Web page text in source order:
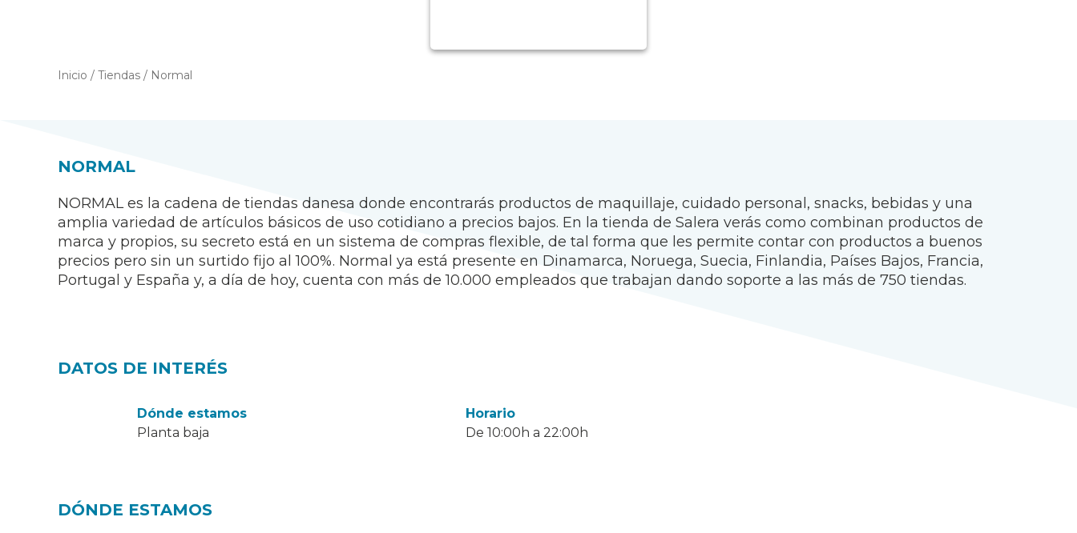
Inicio / Tiendas / Normal
NORMAL
NORMAL es la cadena de tiendas danesa donde encontrarás productos de maquillaje, cuidado personal, snacks, bebidas y una
amplia variedad de artículos básicos de uso cotidiano a precios bajos. En la tienda de Salera verás como combinan productos de
marca y propios, su secreto está en un sistema de compras flexible, de tal forma que les permite contar con productos a buenos
precios pero sin un surtido fijo al 100%. Normal ya está presente en Dinamarca, Noruega, Suecia, Finlandia, Países Bajos, Francia,
Portugal y España y, a día de hoy, cuenta con más de 10.000 empleados que trabajan dando soporte a las más de 750 tiendas.
DATOS DE INTERÉS
Dónde estamos
Planta baja
Horario
De 10:00h a 22:00h
DÓNDE ESTAMOS